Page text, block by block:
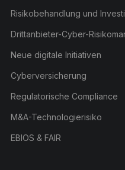
Risikobehandlung und
Drittanbieter-Cyber-
Neue digitale Initiativen
Cyberversicherung
Regulatorische Compliance
M&A-Technologierisiko
EBIOS & FAIR